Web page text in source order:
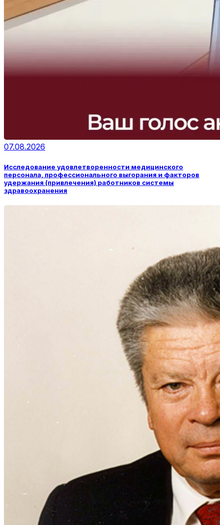
07.08.2026
Исследование удовлетворенности медицинского
персонала, профессионального выгорания и факторов
удержания (привлечения) работников системы
здравоохранения